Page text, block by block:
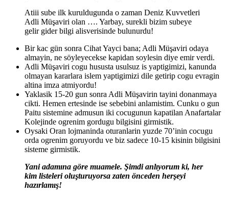
Atiii sube ilk kuruldugunda o zaman Deniz Kuvvetleri
Adli Müşaviri olan …. Yarbay, surekli bizim subeye
gelir gider bilgi alisverisinde bulunurdu!
Bir kac gün sonra Cihat Yayci bana; Adli Müşaviri odaya
almayin, ne söyleyecekse kapidan soylesin diye emir verdi.
Adli Müşaviri cogu hususta usulsuz is yaptigimizi, kanunda
olmayan kararlara islem yaptigimizi dile getirip cogu evragin
altina imza atmiyordu!
Yaklasik 15-20 gun sonra Adli Müşavirin tayini donanmaya
cikti. Hemen ertesinde ise sebebini anlamistim. Cunku o gun
Paitu sistemine admusun iki cocugunun kapatilan Anafartalar
Kolejinde ogrenim gordugu bilgisini girmistik.
Oysaki Oran lojmaninda oturanlarin yuzde 70’inin cocugu
orda ogrenim goruyordu ve biz sadece 10-15 kisinin bilgisini
sisteme girmistik.
Yani adamına göre muamele. Şimdi anlıyorum ki, her
kim listeleri oluşturuyorsa zaten önceden herşeyi
hazırlamış!